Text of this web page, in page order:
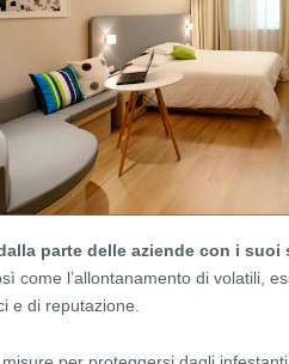
parte delle aziende con i
come l’allontanamento di volatili,
e di reputazione.